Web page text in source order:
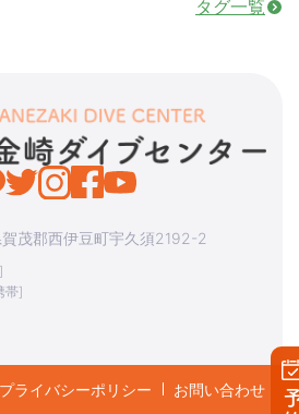
タグ一覧
茂郡西伊豆町宇久須2192-2
帯]
プライバシーポリシー お問い合わせ